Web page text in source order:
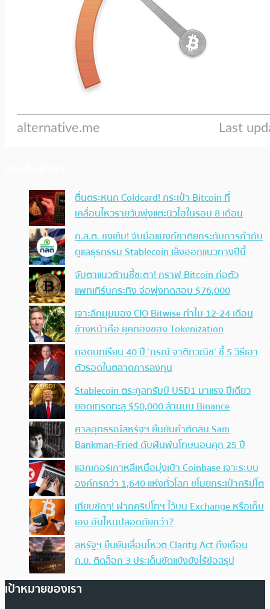
ตื่นตระหนก Coldcard! กระเป๋า Bitcoin ที่
เคลื่อนไหวรายวันพุ่งแตะนิวไฮในรอบ 8 เดือน
ก.ล.ต. ชงเข้ม! จับมือแบงก์ชาติยกระดับการกำกับ
ดูแลธุรกรรม Stablecoin เล็งออกแนวทางปีนี้
จับตาแนวต้านชี้ชะตา! กราฟ Bitcoin ก่อตัว
แพทเทิร์นกระทิง จ่อพุ่งทดสอบ $76,000
เจาะลึกมุมมอง CIO Bitwise ทำไม 12-24 เดือน
ข้างหน้าคือ ยุคทองของ Tokenization
ถอดบทเรียน 40 ปี ‘กรณ์ จาติกวณิช’ ชี้ 5 วิธีเอา
ตัวรอดในตลาดการลงทุน
Stablecoin ตระกูลทรัมป์ USD1 มาแรง ปีเดียว
ยอดเทรดทะลุ $50,000 ล้านบน Binance
ศาลอุทธรณ์สหรัฐฯ ยืนยันคำตัดสิน Sam
Bankman-Fried ดับฝันพ้นโทษนอนคุก 25 ปี
แฮกเกอร์เกาหลีเหนือมุ่งเป้า Coinbase เจาะระบบ
องค์กรกว่า 1,640 แห่งทั่วโลก ขโมยกระเป๋าคริปโต
เทียบชัดๆ! ฝากคริปโทฯ ไว้บน Exchange หรือเก็บ
เอง อันไหนปลอดภัยกว่า?
สหรัฐฯ ยืนยันเลื่อนโหวต Clarity Act ถึงเดือน
ก.ย. ติดล็อก 3 ประเด็นขัดแย้งยังไร้ข้อสรุป
เป้าหมายของเรา